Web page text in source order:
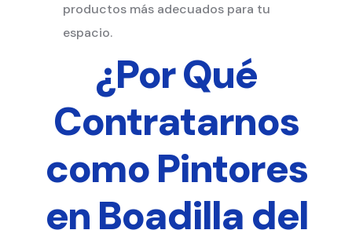
productos más adecuados para tu
espacio.
¿Por Qué
Contratarnos
como Pintores
en Boadilla del